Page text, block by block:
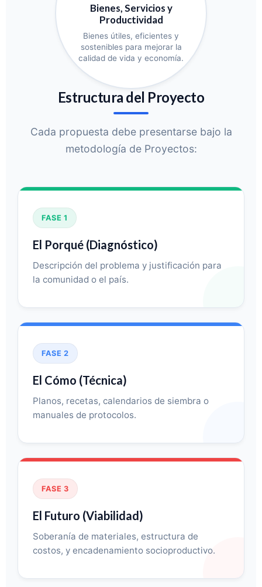
Bienes, Servicios y
Productividad
Bienes útiles, eficientes y
sostenibles para mejorar la
calidad de vida y economía.
Estructura del Proyecto
Cada propuesta debe presentarse bajo la
metodología de Proyectos:
FASE 1
El Porqué (Diagnóstico)
Descripción del problema y justificación para
la comunidad o el país.
FASE 2
El Cómo (Técnica)
Planos, recetas, calendarios de siembra o
manuales de protocolos.
FASE 3
El Futuro (Viabilidad)
Soberanía de materiales, estructura de
costos, y encadenamiento socioproductivo.